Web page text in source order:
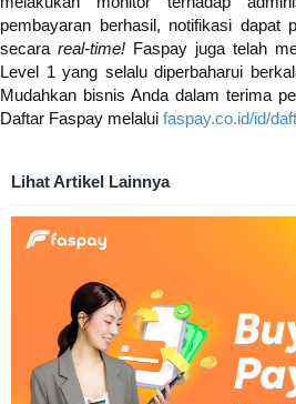
pembayaran berhasil, notifikasi dapat
secara real-time! Faspay juga telah
Level 1 yang selalu diperbaharui
Mudahkan bisnis Anda dalam terima
Daftar Faspay melalui faspay.co.id/id/
Lihat Artikel Lainnya